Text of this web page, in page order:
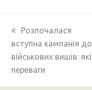
previous
post:
Розпочалася
вступна кампанія до
військових вишів: які
переваги